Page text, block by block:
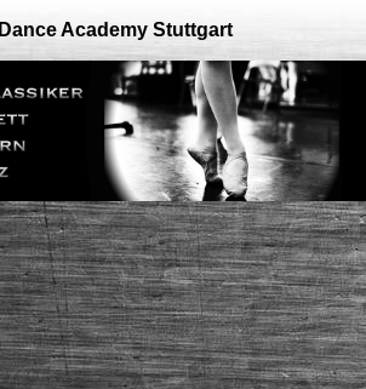
Dance Academy Stuttgart